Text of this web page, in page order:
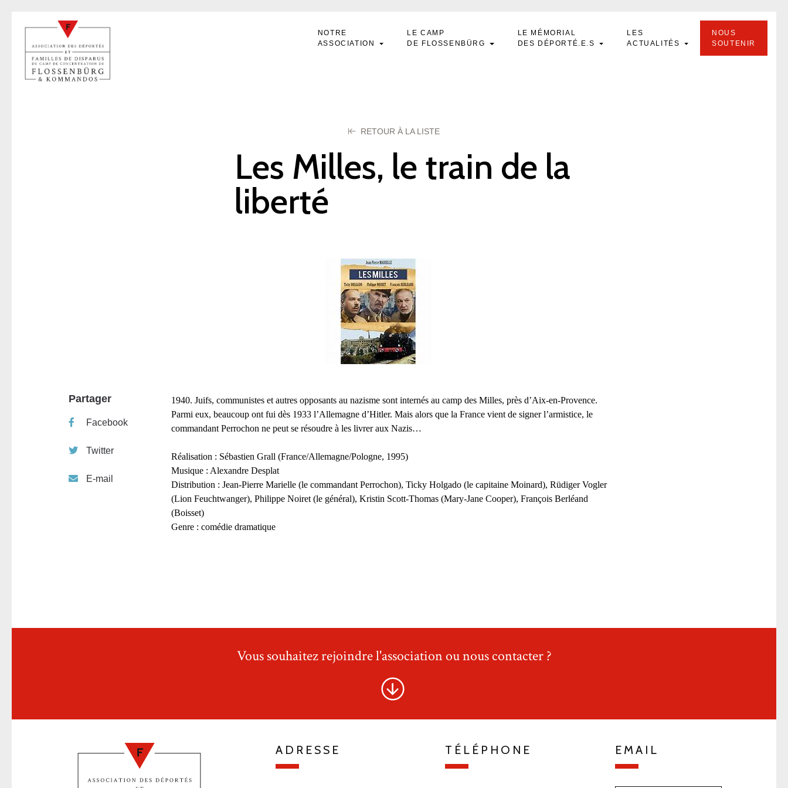
NOTRE
ASSOCIATION
LE CAMP
DE FLOSSENBÜRG
LE MÉMORIAL
DES DÉPORTÉ.E.S
LES
ACTUALITÉS
NOUS
SOUTENIR
RETOUR À LA LISTE
Les Milles, le train de la
liberté
Partager
Facebook
Twitter
E-mail
1940. Juifs, communistes et autres opposants au nazisme sont internés au camp des Milles, près d’Aix-en-Provence.
Parmi eux, beaucoup ont fui dès 1933 l’Allemagne d’Hitler. Mais alors que la France vient de signer l’armistice, le
commandant Perrochon ne peut se résoudre à les livrer aux Nazis…
Réalisation : Sébastien Grall (France/Allemagne/Pologne, 1995)
Musique : Alexandre Desplat
Distribution : Jean-Pierre Marielle (le commandant Perrochon), Ticky Holgado (le capitaine Moinard), Rüdiger Vogler
(Lion Feuchtwanger), Philippe Noiret (le général), Kristin Scott-Thomas (Mary-Jane Cooper), François Berléand
(Boisset)
Genre : comédie dramatique
Vous souhaitez rejoindre l'association ou nous contacter ?
ADRESSE TÉLÉPHONE EMAIL